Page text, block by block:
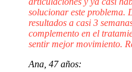
solucionar este problema.
resultados a casi 3
complemento en el
sentir mejor movimiento.
Ana, 47 años: